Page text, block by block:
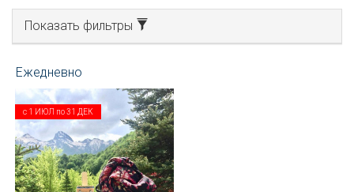
Показать фильтры
с 1 ИЮЛ по31 ДЕК